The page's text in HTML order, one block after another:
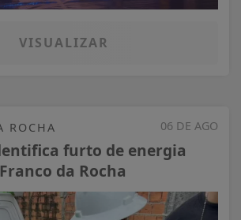
VISUALIZAR
06 DE AGO
ROCHA
furto de energia
da Rocha